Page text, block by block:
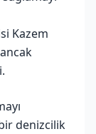
Kazem
denizcilik